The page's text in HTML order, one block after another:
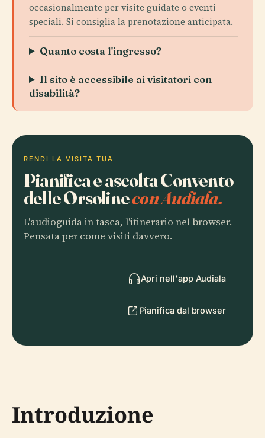
occasionalmente per visite guidate o eventi
speciali. Si consiglia la prenotazione anticipata.
Quanto costa l'ingresso?
Il sito è accessibile ai visitatori con
disabilità?
RENDI LA VISITA TUA
Pianifica e ascolta Convento
delle Orsolinecon Audiala.
L'audioguida in tasca, l'itinerario nel browser.
Pensata per come visiti davvero.
Apri nell'app Audiala
Pianifica dal browser
Introduzione